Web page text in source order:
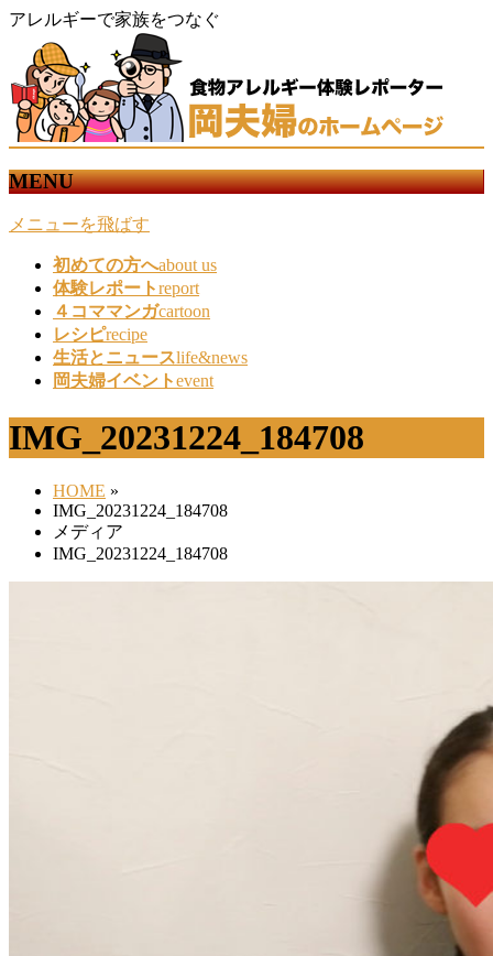
アレルギーで家族をつなぐ
MENU
メニューを飛ばす
初めての方へabout us
体験レポートreport
４コママンガcartoon
レシピrecipe
生活とニュースlife&news
岡夫婦イベントevent
IMG_20231224_184708
HOME »
IMG_20231224_184708
メディア
IMG_20231224_184708